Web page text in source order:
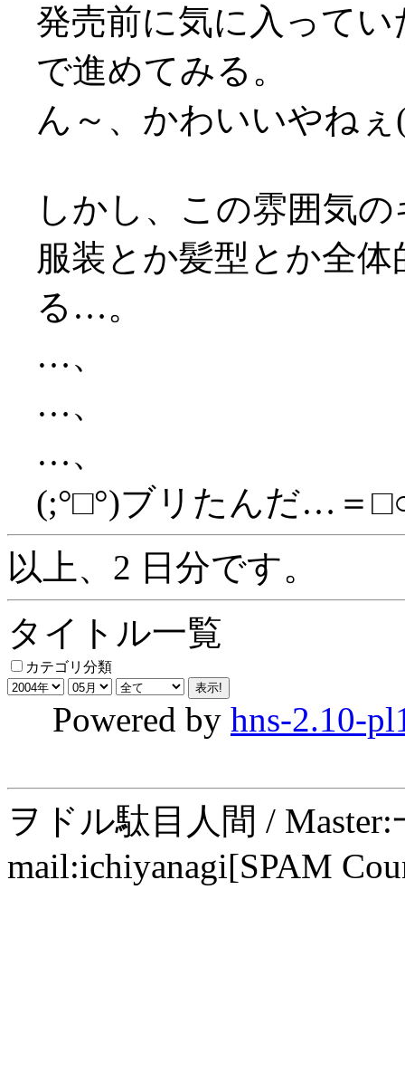
発売前に気に入って
で進めてみる。
ん～、かわいいやね
しかし、この雰囲気
服装とか髪型とか全
る…。
…、
…、
…、
(;°□°)ブリたんだ…＝
以上、2 日分です。
タイトル一覧
カテゴリ分類
Powered by hns-2.10-
ヲドル駄目人間 /
mail:ichiyanagi[SPAM